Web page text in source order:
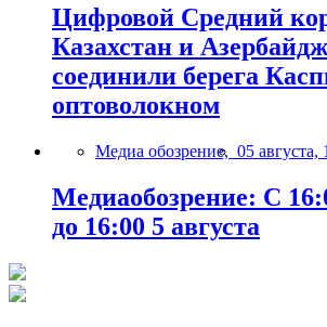
Цифровой Средний
Казахстан и
соединили берега
оптоволокном
Медиа обозрение, 05 августа,
Медиаобозрение: С
до 16:00 5 августа